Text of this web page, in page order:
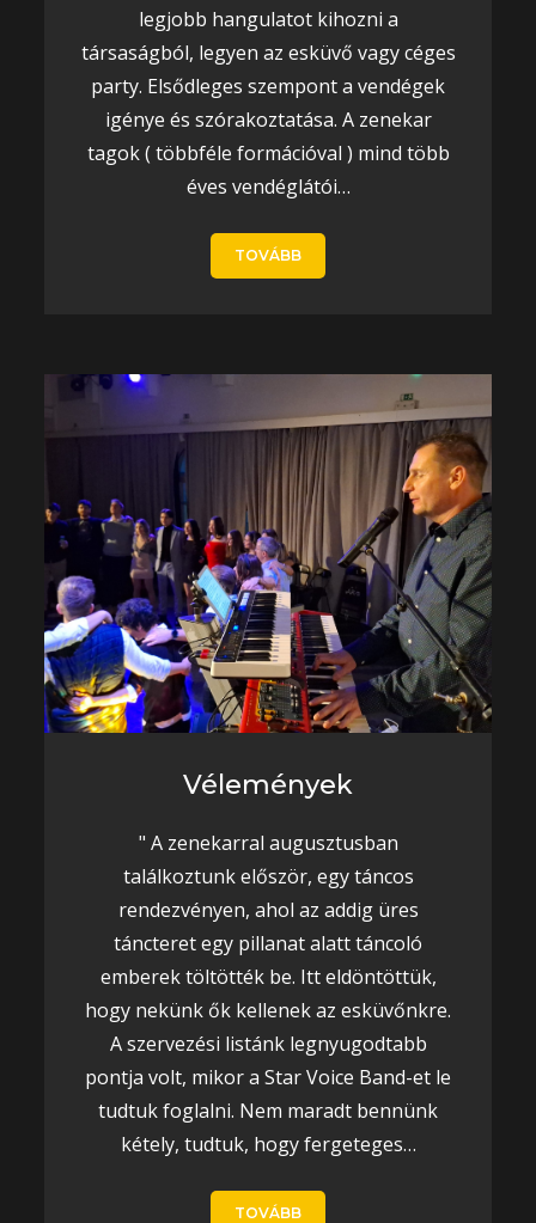
legjobb hangulatot kihozni a
társaságból, legyen az esküvő vagy céges
party. Elsődleges szempont a vendégek
igénye és szórakoztatása. A zenekar
tagok ( többféle formációval ) mind több
éves vendéglátói…
TOVÁBB
Vélemények
" A zenekarral augusztusban
találkoztunk először, egy táncos
rendezvényen, ahol az addig üres
táncteret egy pillanat alatt táncoló
emberek töltötték be. Itt eldöntöttük,
hogy nekünk ők kellenek az esküvőnkre.
A szervezési listánk legnyugodtabb
pontja volt, mikor a Star Voice Band-et le
tudtuk foglalni. Nem maradt bennünk
kétely, tudtuk, hogy fergeteges…
TOVÁBB